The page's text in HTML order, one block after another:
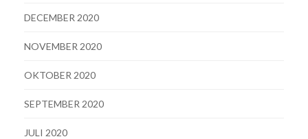
DECEMBER 2020
NOVEMBER 2020
OKTOBER 2020
SEPTEMBER 2020
JULI 2020